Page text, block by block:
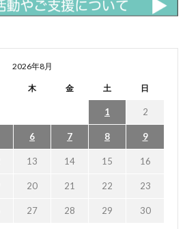
2026年8月
木 金 土 日
1 2
6 7 8 9
13 14 15 16
20 21 22 23
27 28 29 30